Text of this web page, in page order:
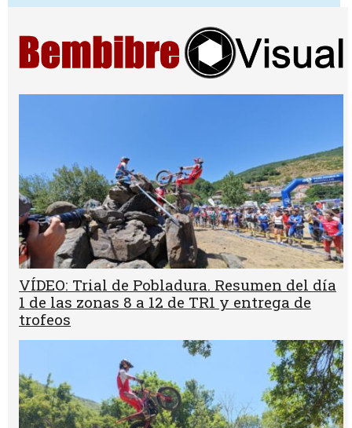
VÍDEO: Trial de Pobladura. Resumen del día
1 de las zonas 8 a 12 de TR1 y entrega de
trofeos